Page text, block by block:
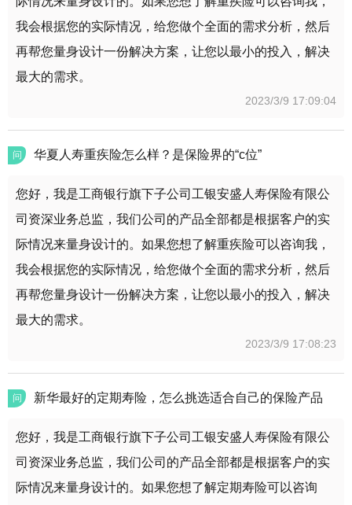
我会根据您的实际情况，给您做个全面的需求分析，然后
再帮您量身设计一份解决方案，让您以最小的投入，解决
最大的需求。
2023/3/9 17:09:04
问 华夏人寿重疾险怎么样？是保险界的“c位”
您好，我是工商银行旗下子公司工银安盛人寿保险有限公
司资深业务总监，我们公司的产品全部都是根据客户的实
际情况来量身设计的。如果您想了解重疾险可以咨询我，
我会根据您的实际情况，给您做个全面的需求分析，然后
再帮您量身设计一份解决方案，让您以最小的投入，解决
最大的需求。
2023/3/9 17:08:23
问 新华最好的定期寿险，怎么挑选适合自己的保险产品
您好，我是工商银行旗下子公司工银安盛人寿保险有限公
司资深业务总监，我们公司的产品全部都是根据客户的实
际情况来量身设计的。如果您想了解定期寿险可以咨询